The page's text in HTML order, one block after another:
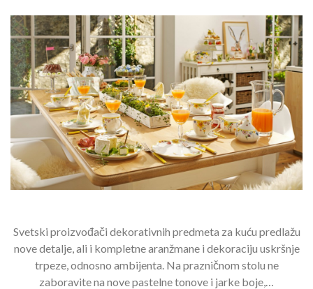
Svetski proizvođači dekorativnih predmeta za kuću predlažu
nove detalje, ali i kompletne aranžmane i dekoraciju uskršnje
trpeze, odnosno ambijenta. Na prazničnom stolu ne
zaboravite na nove pastelne tonove i jarke boje,…